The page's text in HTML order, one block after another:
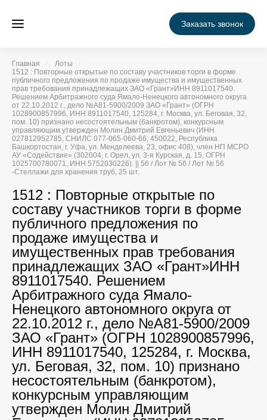
Заказать звонок
Главная
Лоты
1512 : Повторные открытые по составу участников торги в форме
публичного предложения по продаже имущества и имущественных
прав требования принадлежащих ЗАО «Грант»ИНН 8911017540.
Решением Арбитражного суда Ямало-Ненецкого автономного округа
от 22.10.2012 г., дело №А81-5900/2009 ЗАО «Грант» (ОГРН
1028900857996, ИНН 8911017540, 125284, г. Москва, ул. Беговая, 32,
пом. 10) признано несостоятельным (банкротом), конкурсным
управляющим утвержден Молин Дмитрий Евгеньевич (ИНН
027812952785, СНИЛС 077-065-060-66, 450022, Республика
Башкортостан, г. Уфа, ул. Менделеева, 23, офис 408), член НП МСРО
АУ «Содействие» (302004, г. Орел, ул. 3-я Курская, д. 15, ОГРН
1025700780071, ИНН 5752030226). || 56 / Лот № 56 / Лот № 56
-Стеллажи для хранения труб, 25 шт.
1512 : Повторные открытые по
составу участников торги в форме
публичного предложения по
продаже имущества и
имущественных прав требования
принадлежащих ЗАО «Грант»ИНН
8911017540. Решением
Арбитражного суда Ямало-
Ненецкого автономного округа от
22.10.2012 г., дело №А81-5900/2009
ЗАО «Грант» (ОГРН 1028900857996,
ИНН 8911017540, 125284, г. Москва,
ул. Беговая, 32, пом. 10) признано
несостоятельным (банкротом),
конкурсным управляющим
утвержден Молин Дмитрий